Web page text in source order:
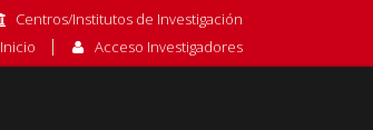
Centros/Institutos de Investigación
Inicio
Acceso Investigadores